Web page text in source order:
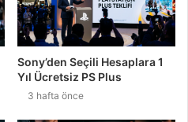
Sony’den Seçili Hesaplara 1
Yıl Ücretsiz PS Plus
3 hafta önce